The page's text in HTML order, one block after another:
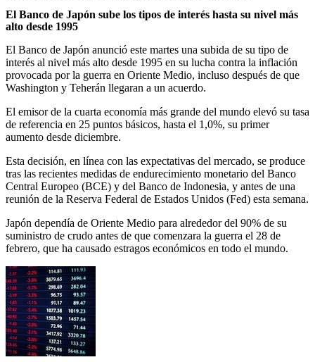
El Banco de Japón sube los tipos de interés hasta su nivel más
alto desde 1995
El Banco de Japón anunció este martes una subida de su tipo de
interés al nivel más alto desde 1995 en su lucha contra la inflación
provocada por la guerra en Oriente Medio, incluso después de que
Washington y Teherán llegaran a un acuerdo.
El emisor de la cuarta economía más grande del mundo elevó su tasa
de referencia en 25 puntos básicos, hasta el 1,0%, su primer
aumento desde diciembre.
Esta decisión, en línea con las expectativas del mercado, se produce
tras las recientes medidas de endurecimiento monetario del Banco
Central Europeo (BCE) y del Banco de Indonesia, y antes de una
reunión de la Reserva Federal de Estados Unidos (Fed) esta semana.
Japón dependía de Oriente Medio para alrededor del 90% de su
suministro de crudo antes de que comenzara la guerra el 28 de
febrero, que ha causado estragos económicos en todo el mundo.